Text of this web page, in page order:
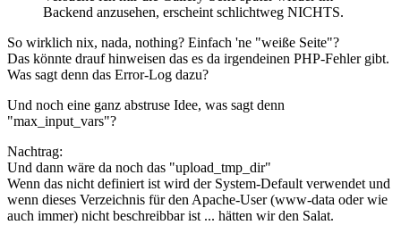
Backend anzusehen, erscheint schlichtweg NICHTS.
So wirklich nix, nada, nothing? Einfach 'ne "weiße Seite"?
Das könnte drauf hinweisen das es da irgendeinen PHP-Fehler gibt.
Was sagt denn das Error-Log dazu?
Und noch eine ganz abstruse Idee, was sagt denn
"max_input_vars"?
Nachtrag:
Und dann wäre da noch das "upload_tmp_dir"
Wenn das nicht definiert ist wird der System-Default verwendet und
wenn dieses Verzeichnis für den Apache-User (www-data oder wie
auch immer) nicht beschreibbar ist ... hätten wir den Salat.